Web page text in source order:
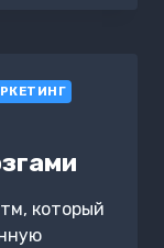
который